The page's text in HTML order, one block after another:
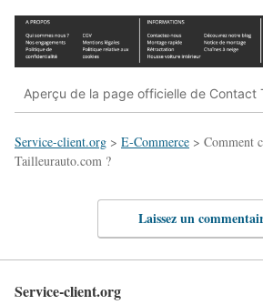
Aperçu de la page officielle de Contact
Service-client.org > E-Commerce > Comment
Tailleurauto.com ?
Laissez un
Service-client.org